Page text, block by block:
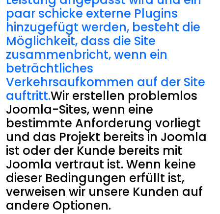
paar schicke externe Plugins
hinzugefügt werden, besteht die
Möglichkeit, dass die Site
zusammenbricht, wenn ein
beträchtliches
Verkehrsaufkommen auf der Site
auftritt.Wir erstellen problemlos
Joomla-Sites, wenn eine
bestimmte Anforderung vorliegt
und das Projekt bereits in Joomla
ist oder der Kunde bereits mit
Joomla vertraut ist. Wenn keine
dieser Bedingungen erfüllt ist,
verweisen wir unsere Kunden auf
andere Optionen.